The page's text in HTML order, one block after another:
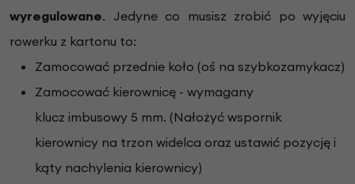
wyregulowane. Jedyne co musisz zrobić po wyjęciu
rowerku z kartonu to:
Zamocować przednie koło (oś na szybkozamykacz)
Zamocować kierownicę - wymagany
klucz imbusowy 5 mm. (Nałożyć wspornik
kierownicy na trzon widelca oraz ustawić pozycję i
kąty nachylenia kierownicy)